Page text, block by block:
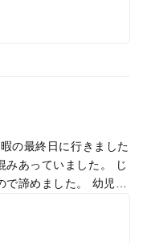
の最終日に行きました
あっていました。 じ
諦めました。 幼児コ
やすく楽しそうでし